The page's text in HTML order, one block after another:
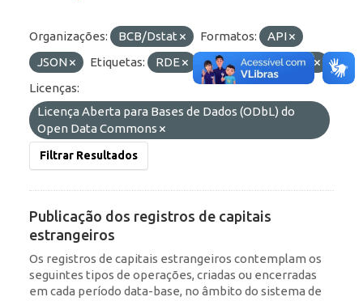
Organizações: BCB/Dstat Formatos:
API
JSON
Etiquetas: RDE IED
Portfólio
Licenças:
Licença Aberta para Bases de Dados (ODbL) do
Open Data Commons
Filtrar Resultados
Publicação dos registros de capitais
estrangeiros
Os registros de capitais estrangeiros contemplam os
seguintes tipos de operações, criadas ou encerradas
em cada período data-base, no âmbito do sistema de